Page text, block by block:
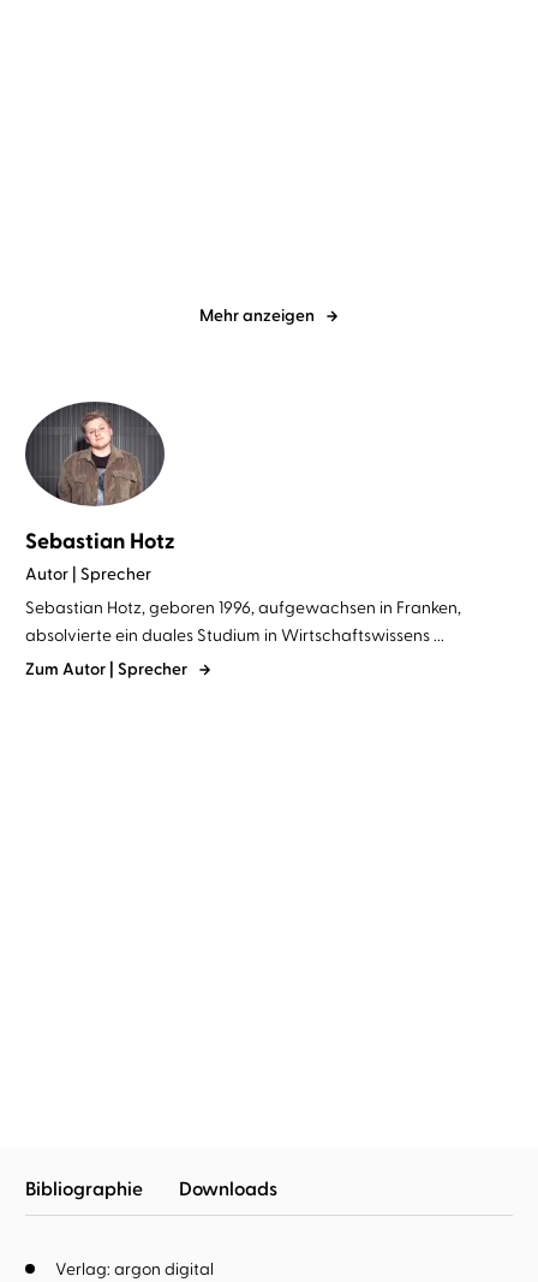
Mehr anzeigen
Sebastian Hotz
Autor | Sprecher
Sebastian Hotz, geboren 1996, aufgewachsen in Franken,
absolvierte ein duales Studium in Wirtschaftswissens ...
Zum Autor | Sprecher
Bibliographie Downloads
Verlag: argon digital